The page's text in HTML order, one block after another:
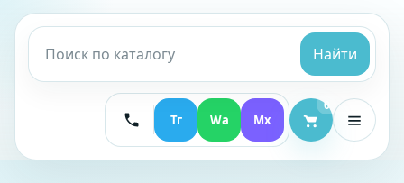
Найти
Тг Wa Mx
0